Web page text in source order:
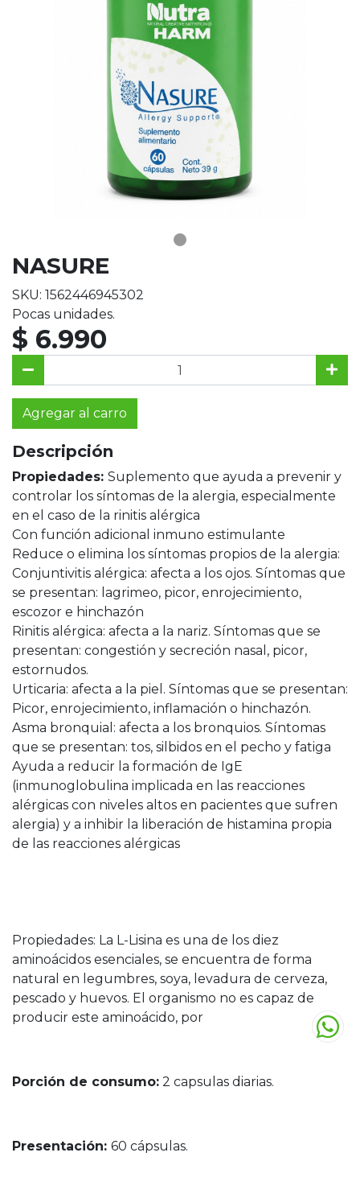
NASURE
SKU: 1562446945302
Pocas unidades.
$ 6.990
Agregar al carro
Descripción
Propiedades: Suplemento que ayuda a prevenir y
controlar los síntomas de la alergia, especialmente
en el caso de la rinitis alérgica
Con función adicional inmuno estimulante
Reduce o elimina los síntomas propios de la alergia:
Conjuntivitis alérgica: afecta a los ojos. Síntomas que
se presentan: lagrimeo, picor, enrojecimiento,
escozor e hinchazón
Rinitis alérgica: afecta a la nariz. Síntomas que se
presentan: congestión y secreción nasal, picor,
estornudos.
Urticaria: afecta a la piel. Síntomas que se presentan:
Picor, enrojecimiento, inflamación o hinchazón.
Asma bronquial: afecta a los bronquios. Síntomas
que se presentan: tos, silbidos en el pecho y fatiga
Ayuda a reducir la formación de IgE
(inmunoglobulina implicada en las reacciones
alérgicas con niveles altos en pacientes que sufren
alergia) y a inhibir la liberación de histamina propia
de las reacciones alérgicas
Propiedades: La L-Lisina es una de los diez
aminoácidos esenciales, se encuentra de forma
natural en legumbres, soya, levadura de cerveza,
pescado y huevos. El organismo no es capaz de
producir este aminoácido, por
Porción de consumo: 2 capsulas diarias.
Presentación: 60 cápsulas.